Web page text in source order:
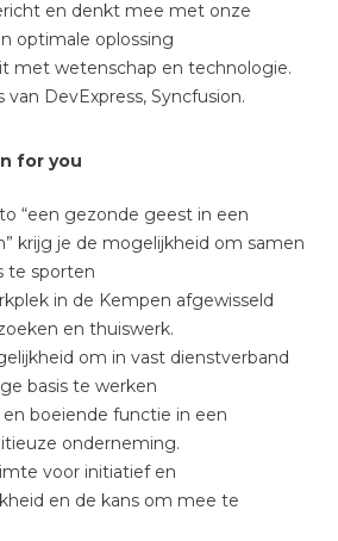
en denkt mee met onze
optimale oplossing
met wetenschap en technologie.
DevExpress, Syncfusion.
for you
“een gezonde geest in een
krijg je de mogelijkheid om samen
te sporten
in de Kempen afgewisseld
en thuiswerk.
om in vast dienstverband
basis te werken
boeiende functie in een
onderneming.
voor initiatief en
en de kans om mee te